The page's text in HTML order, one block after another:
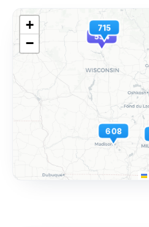
608
715
534
+
−